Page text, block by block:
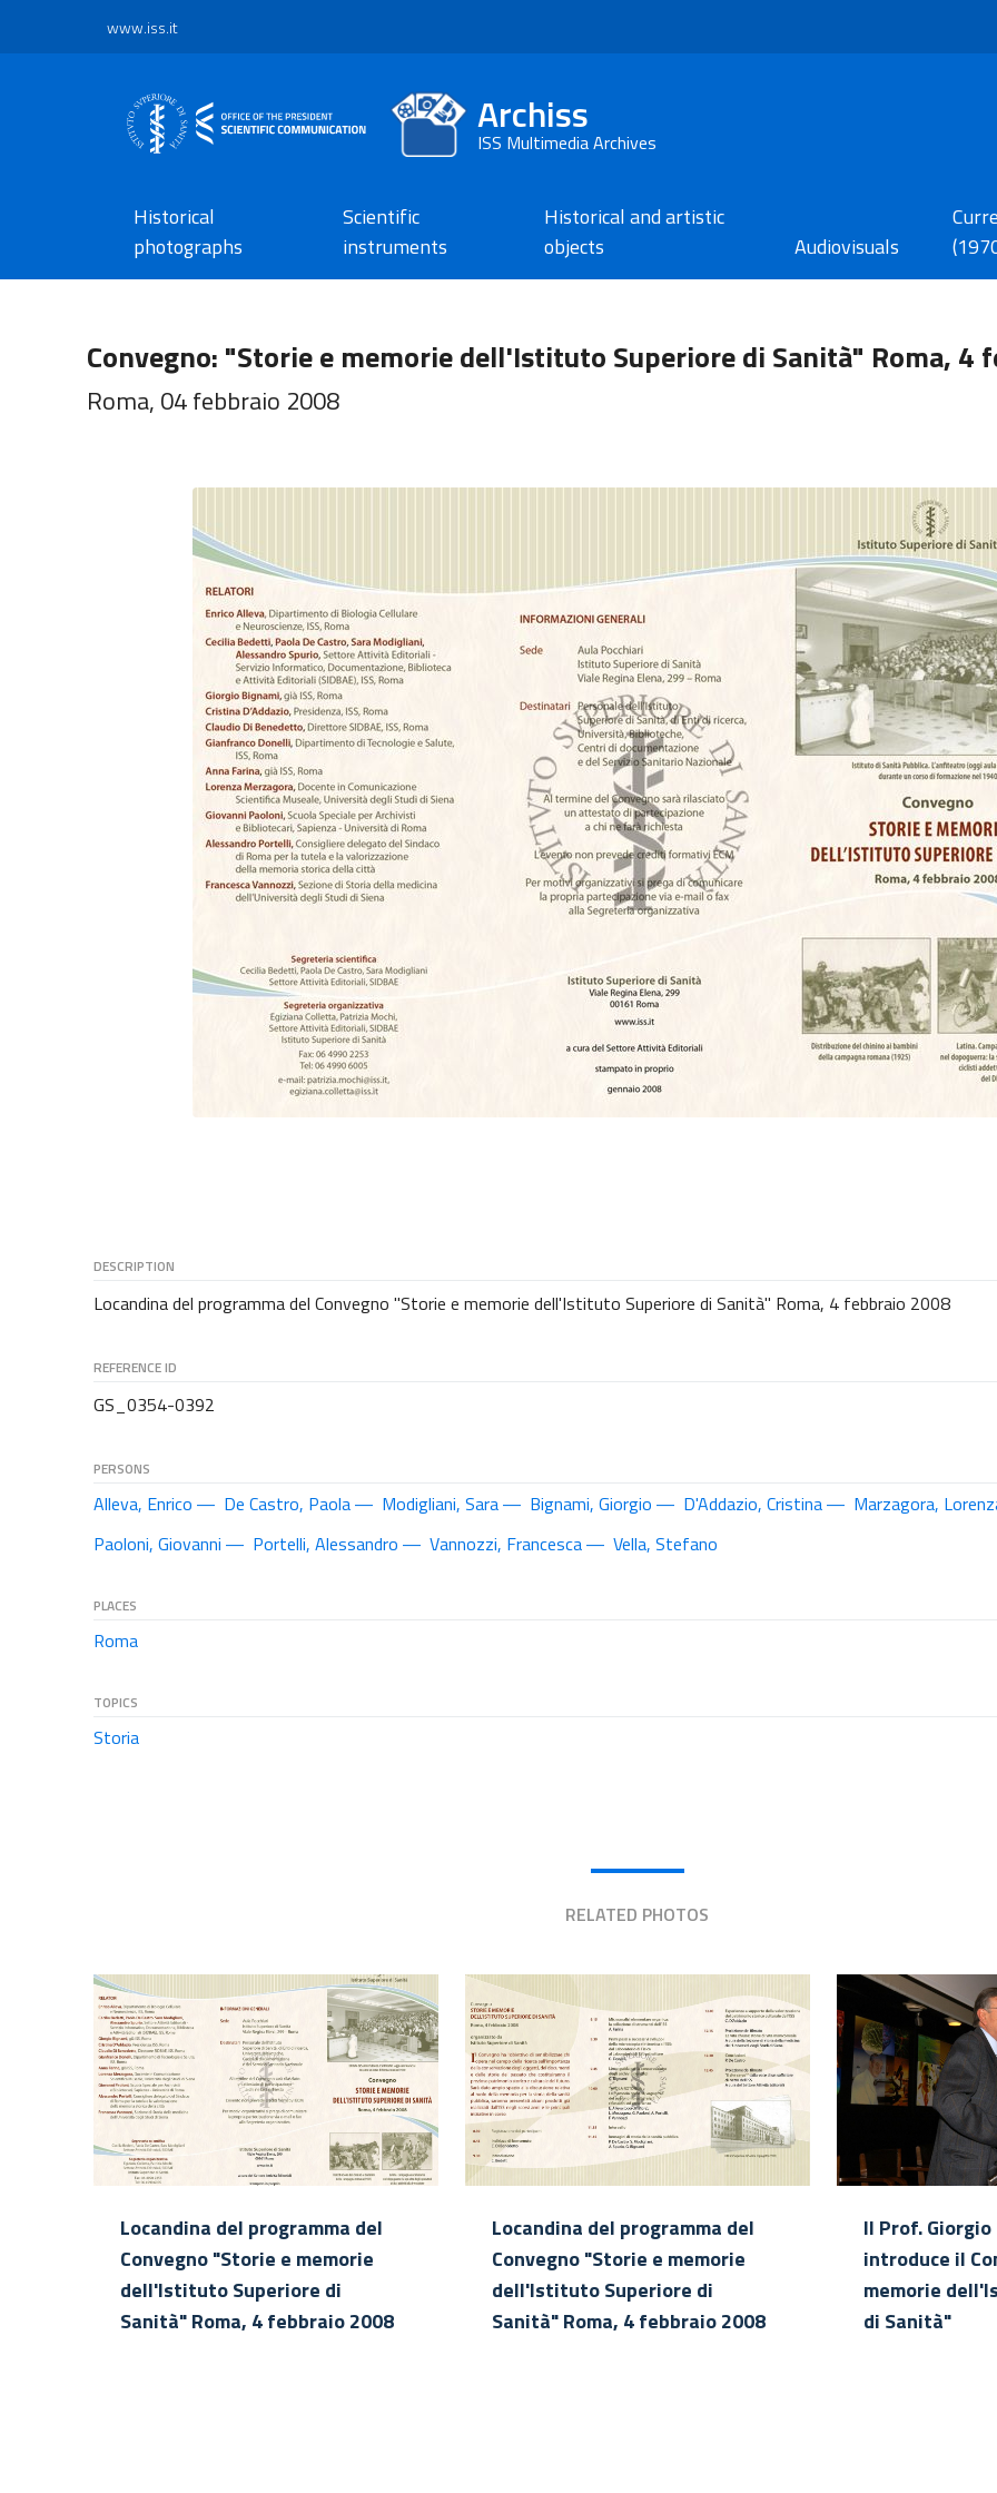
www.iss.it
Archiss
ISS Multimedia Archives
Historical
photographs
Scientific
instruments
Historical and artistic
objects
Audiovisuals
Convegno: "Storie e memorie dell'Istituto Superiore di Sanità" Roma, 4
Roma, 04 febbraio 2008
DESCRIPTION
Locandina del programma del Convegno "Storie e memorie dell'Istituto Superiore di Sanità" Roma, 4 febbraio 2008
REFERENCE ID
GS_0354-0392
PERSONS
Alleva, Enrico De Castro, Paola Modigliani, Sara Bignami, Giorgio D'Addazio, Cristina
Marzagora,
Paoloni, Giovanni
Portelli, Alessandro Vannozzi, Francesca Vella, Stefano
PLACES
Roma
TOPICS
Storia
RELATED PHOTOS
Locandina del programma del
Convegno "Storie e memorie
dell'Istituto Superiore di
Sanità" Roma, 4 febbraio 2008
Locandina del programma del
Convegno "Storie e memorie
dell'Istituto Superiore di
Sanità" Roma, 4 febbraio 2008
Il Prof.
introduce il
memorie
di Sanità"